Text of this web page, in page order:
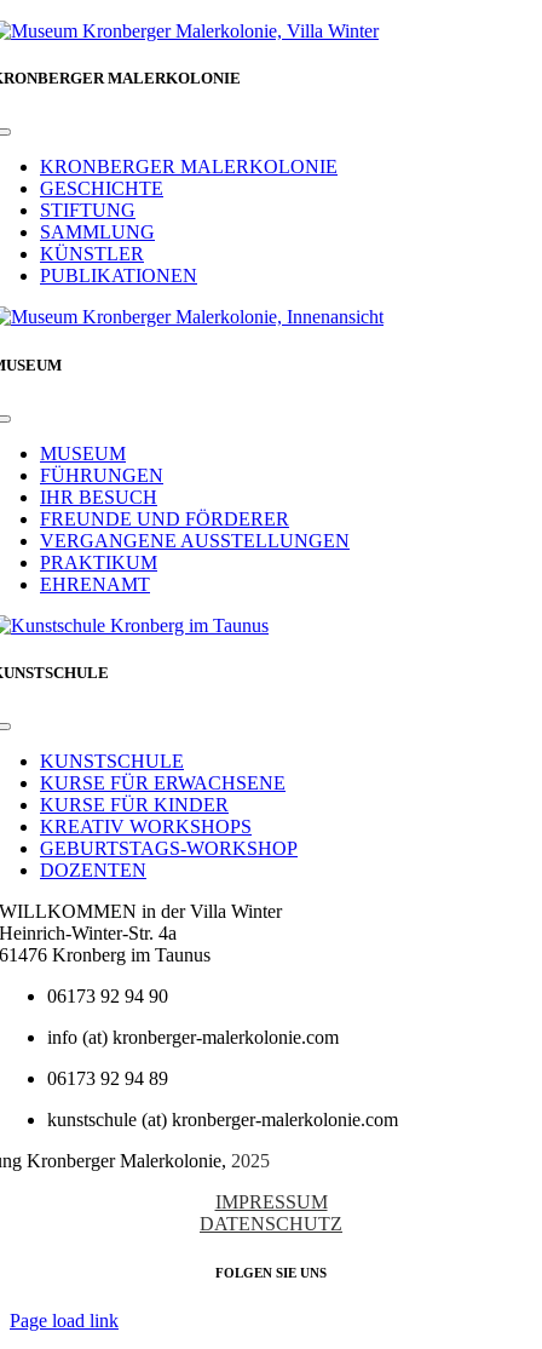
MALERKOLONIE
Toggle
NavigationKRONBERGER MALERKOLONIE
GESCHICHTE
STIFTUNG
SAMMLUNG
KÜNSTLER
PUBLIKATIONEN
Toggle
NavigationMUSEUM
FÜHRUNGEN
IHR BESUCH
FREUNDE UND FÖRDERER
VERGANGENE AUSSTELLUNGEN
PRAKTIKUM
EHRENAMT
Toggle
NavigationKUNSTSCHULE
KURSE FÜR ERWACHSENE
KURSE FÜR KINDER
KREATIV WORKSHOPS
GEBURTSTAGS-WORKSHOP
DOZENTEN
WILLKOMMEN in der Villa Winter
Heinrich-Winter-Str. 4a
61476 Kronberg im Taunus
06173 92 94 90
info (at) kronberger-malerkolonie.com
06173 92 94 89
kunstschule (at) kronberger-malerkolonie.com
Kronberger Malerkolonie, 2025
IMPRESSUM
DATENSCHUTZ
FOLGEN SIE UNS
Page load link